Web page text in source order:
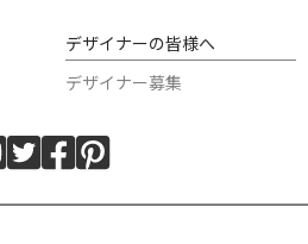
デザイナーの皆様へ
デザイナー募集